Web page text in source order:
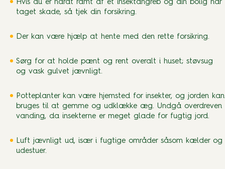
Hvis du er hårdt ramt af et insektangreb og din bolig har
taget skade, så tjek din forsikring.
Der kan være hjælp at hente med den rette forsikring.
Sørg for at holde pænt og rent overalt i huset; støvsug
og vask gulvet jævnligt.
Potteplanter kan være hjemsted for insekter, og jorden kan
bruges til at gemme og udklække æg. Undgå overdreven
vanding, da insekterne er meget glade for fugtig jord.
Luft jævnligt ud, især i fugtige områder såsom kælder og
udestuer.